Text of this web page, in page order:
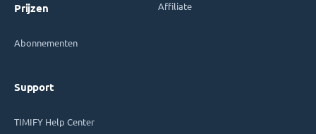
Prijzen
Abonnementen
Support
TIMIFY Help Center
Affiliate